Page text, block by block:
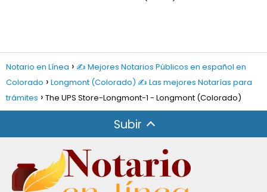
Notario en Línea
✍️ Mejores Notarios Públicos en español en
Colorado
Longmont (Colorado) ✍️ Las mejores Notarías para
trámites
The UPS Store-Longmont-1 - Longmont (Colorado)
Subir